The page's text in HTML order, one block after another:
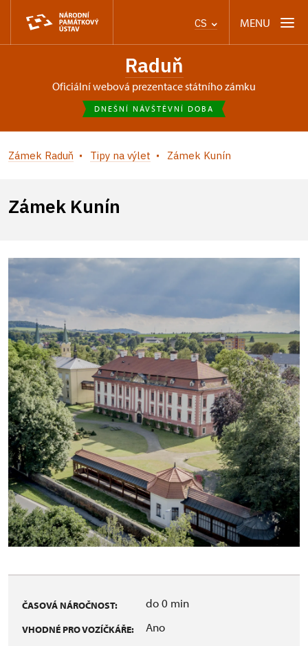
CS MENU
Raduň
oficiální webová prezentace státního zámku
DNEŠNÍ NÁVŠTĚVNÍ DOBA
Zámek Raduň Tipy na výlet Zámek Kunín
Zámek Kunín
ČASOVÁ NÁROČNOST: do 0 min
VHODNÉ PRO VOZÍČKÁŘE: Ano